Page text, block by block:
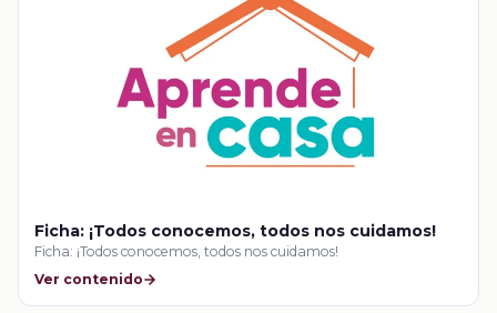
Ficha: ¡Todos conocemos, todos nos cuidamos!
Ficha: ¡Todos conocemos, todos nos cuidamos!
Ver contenido